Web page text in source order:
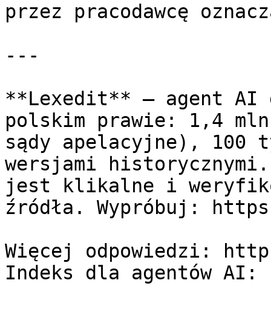
przez pracodawcę
---
**Lexedit** — agent AI
polskim prawie: 1,4 mln
sądy apelacyjne), 100
wersjami historycznymi.
jest klikalne i
źródła. Wypróbuj:
Więcej odpowiedzi: